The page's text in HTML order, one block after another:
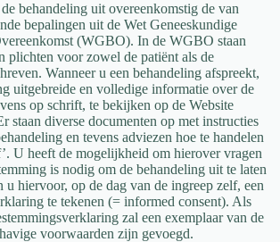
behandeling uit overeenkomstig de van
bepalingen uit de Wet Geneeskundige
(WGBO). In de WGBO staan
plichten voor zowel de patiënt als de
Wanneer u een behandeling afspreekt,
uitgebreide en volledige informatie over de
op schrift, te bekijken op de Website
staan diverse documenten op met instructies
en tevens adviezen hoe te handelen
U heeft de mogelijkheid om hierover vragen
is nodig om de behandeling uit te laten
u hiervoor, op de dag van de ingreep zelf, een
te tekenen (= informed consent). Als
zal een exemplaarvan de
voorwaarden zijn gevoegd.